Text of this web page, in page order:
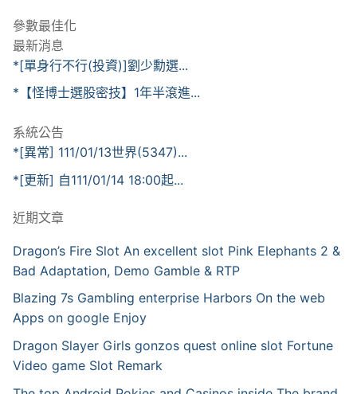
參數最佳化
最新消息
*[單身行不行(投資)]劉少勳選...
*【怪博士選股密技】1年半滾進...
系統公告
*[異常] 111/01/13世界(5347)...
*[更新] 自111/01/14 18:00起...
近期文章
Dragon’s Fire Slot An excellent slot Pink Elephants 2 &
Bad Adaptation, Demo Gamble & RTP
Blazing 7s Gambling enterprise Harbors On the web
Apps on google Enjoy
Dragon Slayer Girls gonzos quest online slot Fortune
Video game Slot Remark